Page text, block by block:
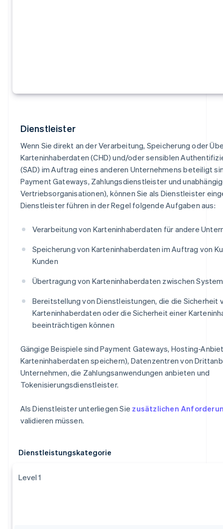
Dienstleister
Wenn Sie direkt an der Verarbeitung, Speicherung oder
Karteninhaberdaten (CHD) und/oder sensiblen
(SAD) im Auftrag eines anderen Unternehmens beteiligt
Payment Gateways, Zahlungsdienstleister und
Vertriebsorganisationen), können Sie als Dienstleister
Dienstleister führen in der Regel folgende Aufgaben aus:
Verarbeitung von Karteninhaberdaten für andere
Speicherung von Karteninhaberdaten im Auftrag von
Kunden
Übertragung von Karteninhaberdaten zwischen
Bereitstellung von Dienstleistungen, die die Sicherheit
Karteninhaberdaten oder die Sicherheit einer
beeinträchtigen können
Gängige Beispiele sind Payment Gateways, Hosting-
Karteninhaberdaten speichern), Datenzentren von
Unternehmen, die Zahlungsanwendungen anbieten und
Tokenisierungsdienstleister.
Als Dienstleister unterliegen Sie zusätzlichen
validieren müssen.
Dienstleistungskategorie
Level 1